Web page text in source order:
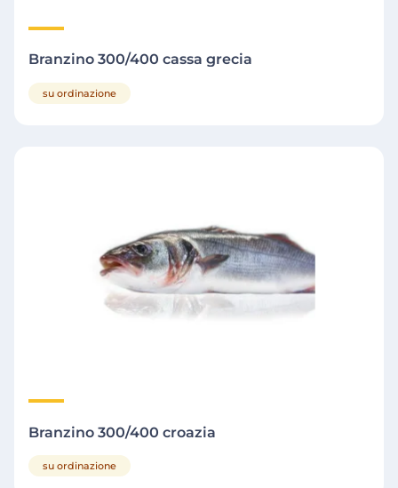
Branzino 300/400 cassa grecia
su ordinazione
Branzino 300/400 croazia
su ordinazione